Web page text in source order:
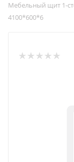
Мебельный щит 1-
4100*600*6